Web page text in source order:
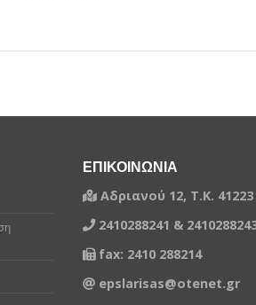
ΕΠΙΚΟΙΝΩΝΙΑ
Αδριανού 12, Τ.Κ.
2410288241 &
fax: 2410 288214
epslarisas@otenet.gr